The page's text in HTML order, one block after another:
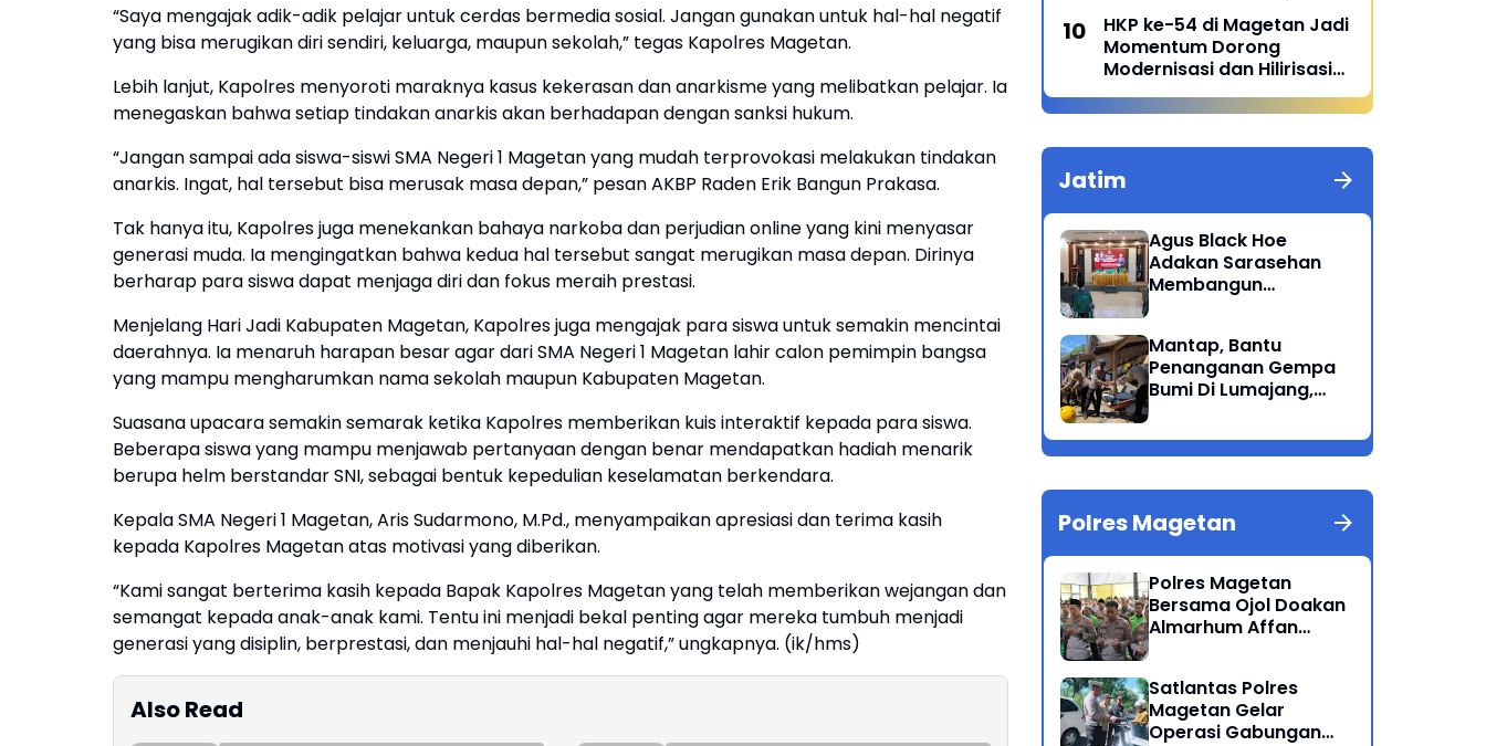
“Saya mengajak adik-adik pelajar untuk cerdas bermedia sosial. Jangan gunakan untuk hal-hal negatif
yang bisa merugikan diri sendiri, keluarga, maupun sekolah,” tegas Kapolres Magetan.
Lebih lanjut, Kapolres menyoroti maraknya kasus kekerasan dan anarkisme yang melibatkan pelajar. Ia
menegaskan bahwa setiap tindakan anarkis akan berhadapan dengan sanksi hukum.
“Jangan sampai ada siswa-siswi SMA Negeri 1 Magetan yang mudah terprovokasi melakukan tindakan
anarkis. Ingat, hal tersebut bisa merusak masa depan,” pesan AKBP Raden Erik Bangun Prakasa.
Tak hanya itu, Kapolres juga menekankan bahaya narkoba dan perjudian online yang kini menyasar
generasi muda. Ia mengingatkan bahwa kedua hal tersebut sangat merugikan masa depan. Dirinya
berharap para siswa dapat menjaga diri dan fokus meraih prestasi.
Menjelang Hari Jadi Kabupaten Magetan, Kapolres juga mengajak para siswa untuk semakin mencintai
daerahnya. Ia menaruh harapan besar agar dari SMA Negeri 1 Magetan lahir calon pemimpin bangsa
yang mampu mengharumkan nama sekolah maupun Kabupaten Magetan.
Suasana upacara semakin semarak ketika Kapolres memberikan kuis interaktif kepada para siswa.
Beberapa siswa yang mampu menjawab pertanyaan dengan benar mendapatkan hadiah menarik
berupa helm berstandar SNI, sebagai bentuk kepedulian keselamatan berkendara.
Kepala SMA Negeri 1 Magetan, Aris Sudarmono, M.Pd., menyampaikan apresiasi dan terima kasih
kepada Kapolres Magetan atas motivasi yang diberikan.
“Kami sangat berterima kasih kepada Bapak Kapolres Magetan yang telah memberikan wejangan dan
semangat kepada anak-anak kami. Tentu ini menjadi bekal penting agar mereka tumbuh menjadi
generasi yang disiplin, berprestasi, dan menjauhi hal-hal negatif,” ungkapnya. (ik/hms)
Also Read
HKP ke-54 di Magetan Jadi
Momentum Dorong
Modernisasi dan Hilirisasi
Pertanian
Jatim
Agus Black Hoe
Adakan Sarasehan
Membangun
Dikalangan
Masyarakat Magetan
Mantap, Bantu
Penanganan Gempa
Bumi Di Lumajang,
berikan bantuan
Polres Magetan
Polres Magetan
Bersama Ojol Doakan
Almarhum Affan
Rasa di Jakarta
Satlantas Polres
Magetan Gelar
Operasi Gabungan